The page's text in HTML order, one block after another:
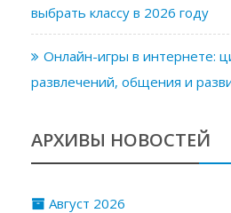
выбрать классу в 2026 году
Онлайн-игры в интернете:
развлечений, общения и
АРХИВЫ НОВОСТЕЙ
Август 2026